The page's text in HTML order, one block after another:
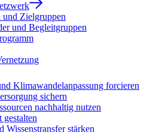
Zielgruppen
und Begleitgruppen
Klimawandelanpassung forcieren
sichern
nachhaltig nutzen
gestalten
Wissenstransfer stärken